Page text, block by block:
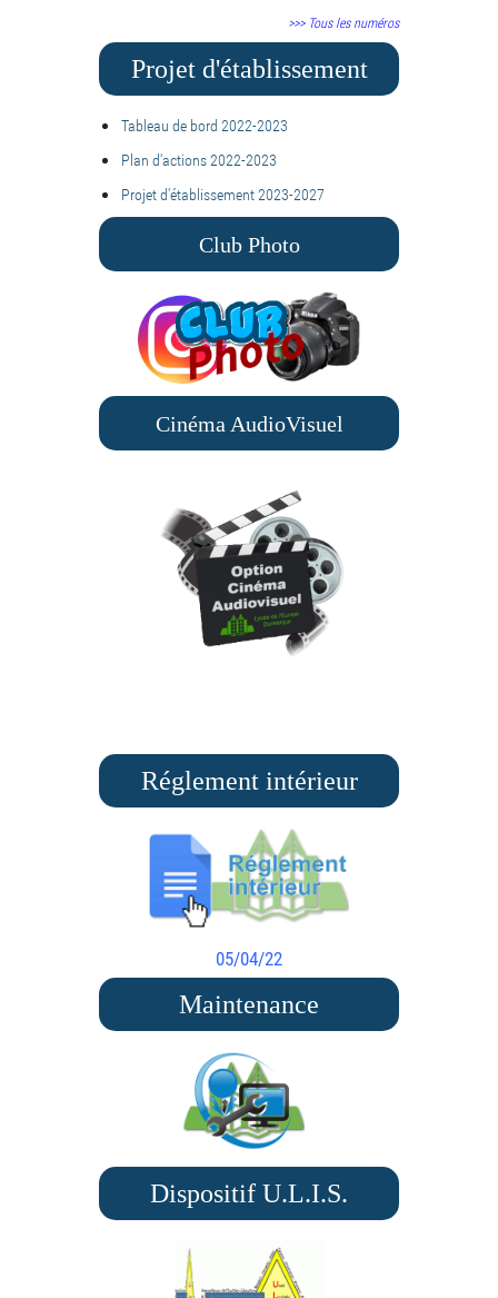
>>> Tous les numéros
Projet d'établissement
Tableau de bord 2022-2023
Plan d'actions 2022-2023
Projet d'établissement 2023-2027
Club Photo
Cinéma AudioVisuel
Réglement intérieur
05/04/22
Maintenance
Dispositif U.L.I.S.